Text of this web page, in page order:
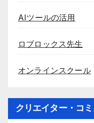
AIツールの活用
ロブロックス先生
オンラインスクール
クリエイター・コ